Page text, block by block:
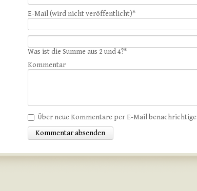
E-Mail (wird nicht veröffentlicht)*
Was ist die Summe aus 2 und 4?*
Kommentar
Über neue Kommentare per E-Mail